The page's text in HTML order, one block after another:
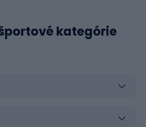
kategórie